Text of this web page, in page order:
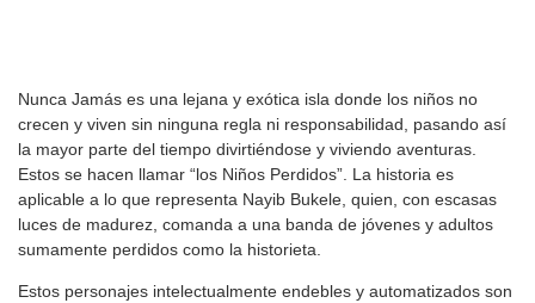
Nunca Jamás es una lejana y exótica isla donde los niños no
crecen y viven sin ninguna regla ni responsabilidad, pasando así
la mayor parte del tiempo divirtiéndose y viviendo aventuras.
Estos se hacen llamar “los Niños Perdidos”. La historia es
aplicable a lo que representa Nayib Bukele, quien, con escasas
luces de madurez, comanda a una banda de jóvenes y adultos
sumamente perdidos como la historieta.
Estos personajes intelectualmente endebles y automatizados son